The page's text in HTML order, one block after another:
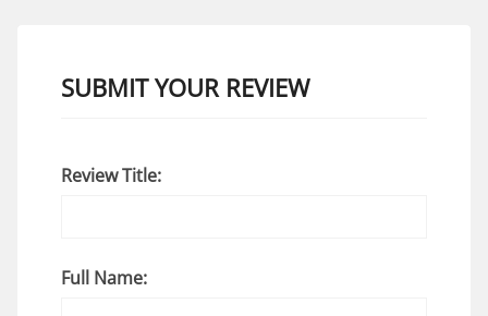
SUBMIT YOUR REVIEW
Review Title:
Full Name: